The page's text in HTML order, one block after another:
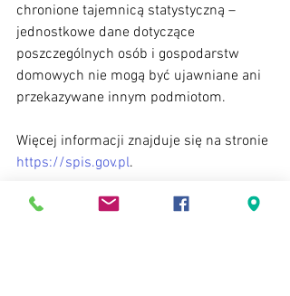
chronione tajemnicą statystyczną –
jednostkowe dane dotyczące
poszczególnych osób i gospodarstw
domowych nie mogą być ujawniane ani
przekazywane innym podmiotom.
Więcej informacji znajduje się na stronie
https://spis.gov.pl.
Ciekawostki